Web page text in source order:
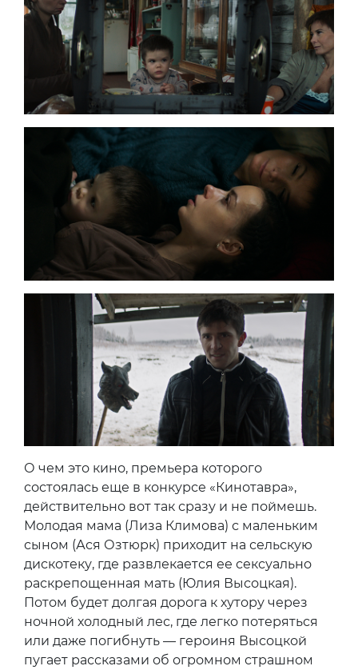
О чем это кино, премьера которого
состоялась еще в конкурсе «Кинотавра»,
действительно вот так сразу и не поймешь.
Молодая мама (Лиза Климова) с маленьким
сыном (Ася Озтюрк) приходит на сельскую
дискотеку, где развлекается ее сексуально
раскрепощенная мать (Юлия Высоцкая).
Потом будет долгая дорога к хутору через
ночной холодный лес, где легко потеряться
или даже погибнуть — героиня Высоцкой
пугает рассказами об огромном страшном